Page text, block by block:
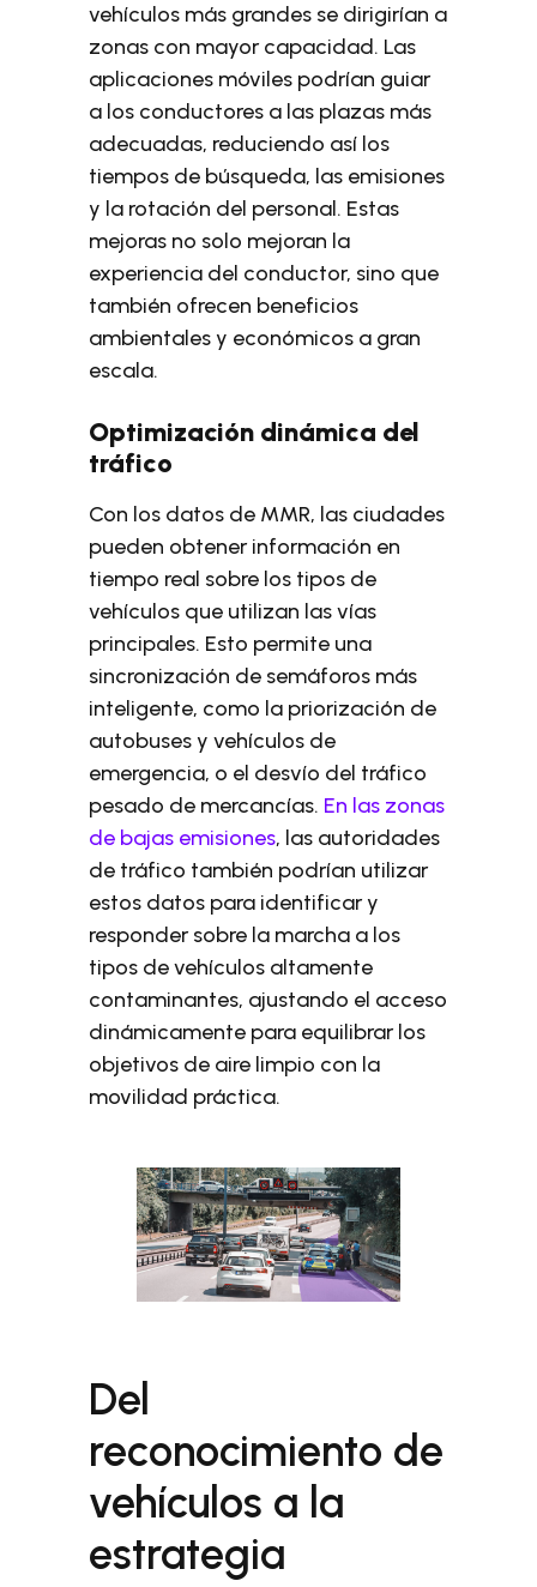
vehículos más grandes se dirigirían a
zonas con mayor capacidad. Las
aplicaciones móviles podrían guiar
a los conductores a las plazas más
adecuadas, reduciendo así los
tiempos de búsqueda, las emisiones
y la rotación del personal. Estas
mejoras no solo mejoran la
experiencia del conductor, sino que
también ofrecen beneficios
ambientales y económicos a gran
escala.
Optimización dinámica del
tráfico
Con los datos de MMR, las ciudades
pueden obtener información en
tiempo real sobre los tipos de
vehículos que utilizan las vías
principales. Esto permite una
sincronización de semáforos más
inteligente, como la priorización de
autobuses y vehículos de
emergencia, o el desvío del tráfico
pesado de mercancías. En las zonas
de bajas emisiones, las autoridades
de tráfico también podrían utilizar
estos datos para identificar y
responder sobre la marcha a los
tipos de vehículos altamente
contaminantes, ajustando el acceso
dinámicamente para equilibrar los
objetivos de aire limpio con la
movilidad práctica.
Del
reconocimiento de
vehículos a la
estrategia